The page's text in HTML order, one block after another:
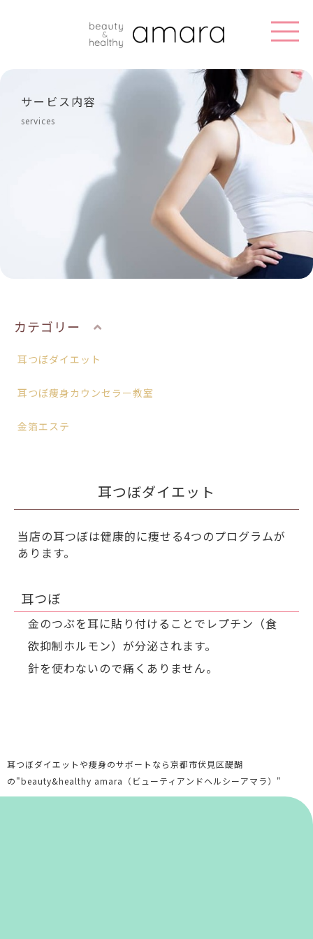
サービス内容
services
カテゴリー
耳つぼダイエット
耳つぼ痩身カウンセラー教室
金箔エステ
耳つぼダイエット
当店の耳つぼは健康的に痩せる4つのプログラムが
あります。
耳つぼ
金のつぶを耳に貼り付けることでレプチン（食
欲抑制ホルモン）が分泌されます。
針を使わないので痛くありません。
耳つぼダイエットや痩身のサポートなら京都市伏見区醍醐
の"beauty&healthy amara（ビューティアンドヘルシーアマラ）"